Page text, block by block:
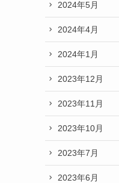
2024年5月
2024年4月
2024年1月
2023年12月
2023年11月
2023年10月
2023年7月
2023年6月